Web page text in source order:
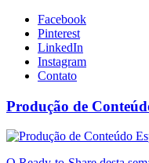
Facebook
Pinterest
LinkedIn
Instagram
Contato
Produção de